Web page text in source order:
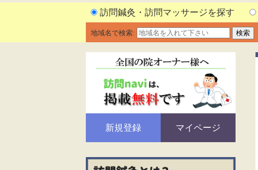
訪問鍼灸・訪問マッサージを探す
地域名で検索:
新規登録 マイページ